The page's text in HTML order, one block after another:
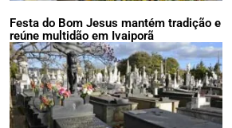
Festa do Bom Jesus mantém tradição e
reúne multidão em Ivaiporã